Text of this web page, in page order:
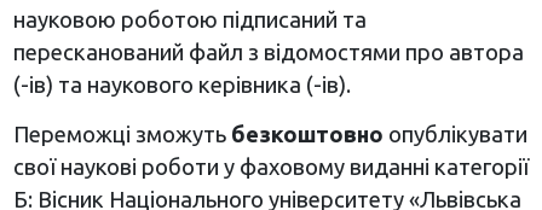
науковою роботою підписаний та
пересканований файл з відомостями про автора
(-ів) та наукового керівника (-ів).
Переможці зможуть безкоштовно опублікувати
свої наукові роботи у фаховому виданні категорії
Б: Вісник Національного університету «Львівська